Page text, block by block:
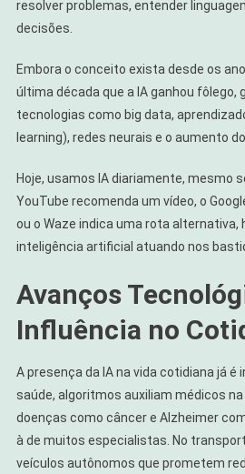
resolver problemas, entender
decisões.
Embora o conceito exista desde os
última década que a IA ganhou fôlego,
tecnologias como big data,
learning), redes neurais e o aumento
Hoje, usamos IA diariamente, mesmo
YouTube recomenda um vídeo, o
ou o Waze indica uma rota alternativa,
inteligência artificial atuando nos
Avanços
Influência no
A presença da IA na vida cotidiana já é
saúde, algoritmos auxiliam médicos
doenças como câncer e Alzheimer
à de muitos especialistas. No
veículos autônomos que prometem